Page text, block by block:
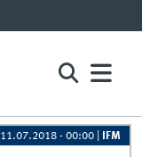
11.07.2018 - 00:00 IFM